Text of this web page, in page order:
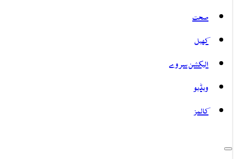
صحت
کھیل
الیکشن سروے
ویڈیو
کالمز